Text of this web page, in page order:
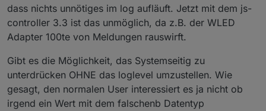
dass nichts unnötiges im log aufläuft. Jetzt mit dem js-
controller 3.3 ist das unmöglich, da z.B. der WLED
Adapter 100te von Meldungen rauswirft.
Gibt es die Möglichkeit, das Systemseitig zu
unterdrücken OHNE das loglevel umzustellen. Wie
gesagt, den normalen User interessiert es ja nicht ob
irgend ein Wert mit dem falschenb Datentyp